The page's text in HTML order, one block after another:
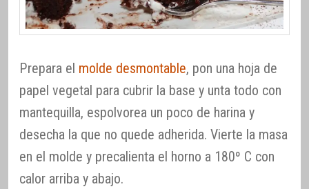
Prepara el molde desmontable, pon una hoja de
papel vegetal para cubrir la base y unta todo con
mantequilla, espolvorea un poco de harina y
desecha la que no quede adherida. Vierte la masa
en el molde y precalienta el horno a 180º C con
calor arriba y abajo.